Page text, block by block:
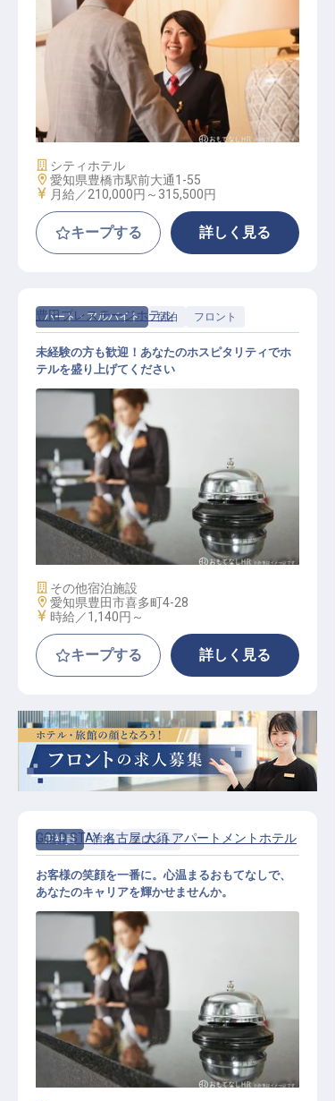
宿泊部門 一般スタッフ 正社員
施設業態
シティホテル
勤務地
愛知県豊橋市駅前大通1-55
給与
月給／210,000円～ 315,500円
キープする 詳しく見る
パート・アルバイト 宿泊 フロント
フロント（日勤）
豊田プレステージホテル
未経験の方も歓迎！あなたのホスピタリティでホ
テルを盛り上げてください
施設業態
その他宿泊施設
勤務地
愛知県豊田市喜多町4-28
給与
時給／1,140円～
キープする 詳しく見る
正社員 宿泊 フロント
ホテルスタッフ【GOLDSTAY名古屋
大須】
GOLD STAY 名古屋 大須 アパートメントホテル
お客様の笑顔を一番に。心温まるおもてなしで、
あなたのキャリアを輝かせませんか。